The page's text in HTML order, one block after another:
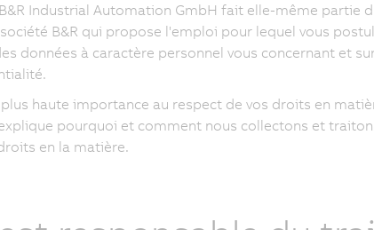
Industrial Automation GmbH fait elle-même partie
B&R qui propose l'emploi pour lequel vous
données à caractère personnel vous concernant et
plus haute importance au respect de vos droits en
pourquoi et comment nous collectons et
en la matière.